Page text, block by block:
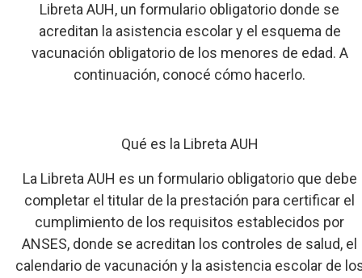
Libreta AUH, un formulario obligatorio donde se
acreditan la asistencia escolar y el esquema de
vacunación obligatorio de los menores de edad. A
continuación, conocé cómo hacerlo.
Qué es la Libreta AUH
La Libreta AUH es un formulario obligatorio que debe
completar el titular de la prestación para certificar el
cumplimiento de los requisitos establecidos por
ANSES, donde se acreditan los controles de salud, el
calendario de vacunación y la asistencia escolar de